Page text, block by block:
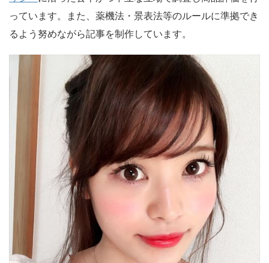
っています。また、薬機法・景表法等のルールに準拠でき
るよう努めながら記事を制作しています。